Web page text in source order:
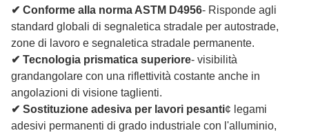
✔ Conforme alla norma ASTM D4956- Risponde agli
standard globali di segnaletica stradale per autostrade,
zone di lavoro e segnaletica stradale permanente.
✔ Tecnologia prismatica superiore- visibilità
grandangolare con una riflettività costante anche in
angolazioni di visione taglienti.
✔ Sostituzione adesiva per lavori pesanti¢ legami
adesivi permanenti di grado industriale con l'alluminio,